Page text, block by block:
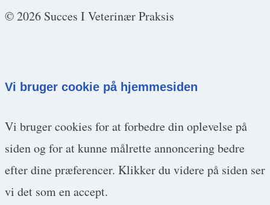
© 2026 Succes I Veterinær Praksis
Vi bruger cookie på hjemmesiden
Vi bruger cookies for at forbedre din oplevelse på
siden og for at kunne målrette annoncering bedre
efter dine præferencer. Klikker du videre på siden ser
vi det som en accept.